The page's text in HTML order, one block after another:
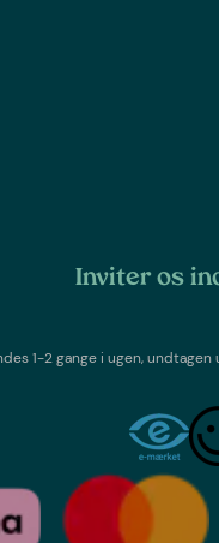
Inviter os
1-2 gange i ugen,undtagen